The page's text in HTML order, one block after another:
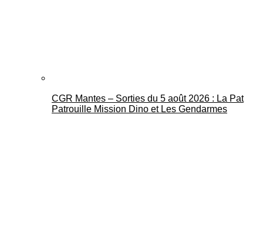
CGR Mantes – Sorties du 5 août 2026 : La Pat
Patrouille Mission Dino et Les Gendarmes